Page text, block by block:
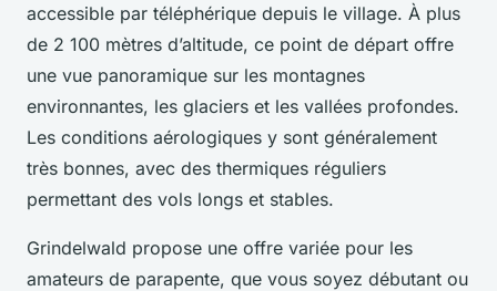
accessible par téléphérique depuis le village. À plus
de 2 100 mètres d’altitude, ce point de départ offre
une vue panoramique sur les montagnes
environnantes, les glaciers et les vallées profondes.
Les conditions aérologiques y sont généralement
très bonnes, avec des thermiques réguliers
permettant des vols longs et stables.
Grindelwald propose une offre variée pour les
amateurs de parapente, que vous soyez débutant ou